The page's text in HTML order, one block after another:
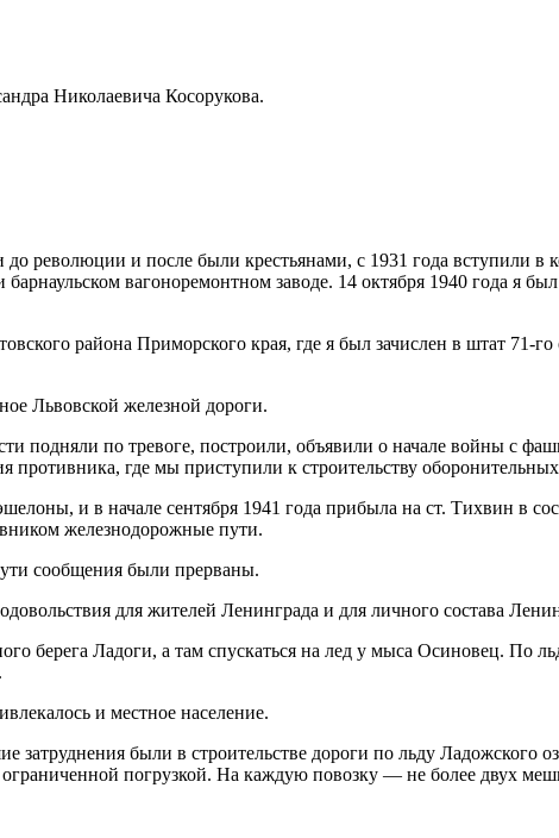
Николаевича Косорукова.
революции и после были крестьянами, с 1931 года вступили в
вагоноремонтном заводе. 14 октября 1940 года я
района Приморского края, где я был зачислен в штат 71-го
Львовской железной дороги.
подняли по тревоге, построили, объявили о начале войны с
противника, где мы приступили к строительству
и в начале сентября 1941 года прибыла на ст. Тихвин в
железнодорожные пути.
сообщения были прерваны.
для жителей Ленинграда и для личного состава
берега Ладоги, а там спускаться на лед у мыса Осиновец. По
и местное население.
были в строительстве дороги по льду Ладожского
погрузкой. На каждую повозку — не более двух